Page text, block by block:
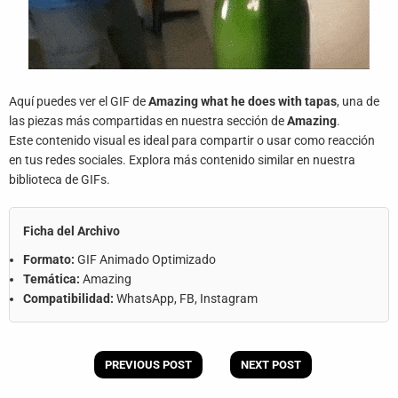
Aquí puedes ver el GIF deAmazing what he does with tapas, una de
las piezas más compartidas en nuestra sección deAmazing.
Este contenido visual es ideal para compartir o usar como reacción
en tus redes sociales. Explora más contenido similar en nuestra
biblioteca de GIFs.
Ficha del Archivo
Formato: GIF Animado Optimizado
Temática: Amazing
Compatibilidad: WhatsApp, FB, Instagram
PREVIOUS POST NEXT POST